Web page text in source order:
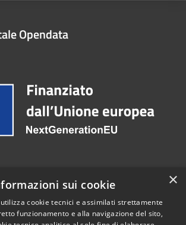
Opendata
imerese.pa.it
×
sui cookie
cookie tecnici e assimilati strettamente
funzionamento e alla navigazione del sito,